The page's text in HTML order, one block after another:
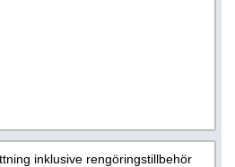
inklusive rengöringstillbehör